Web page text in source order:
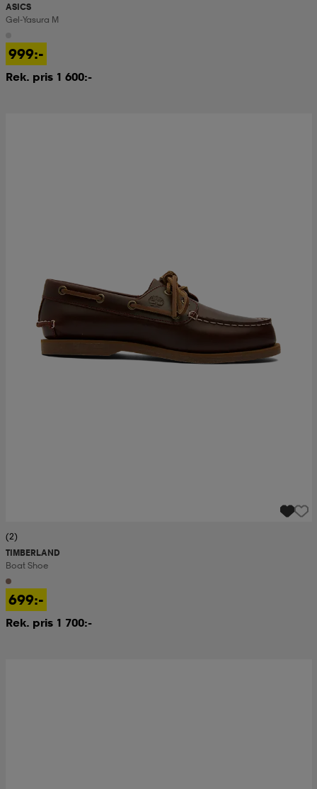
ASICS
Gel-Yasura M
999:-
Rek. pris 1 600:-
(2)
TIMBERLAND
Boat Shoe
699:-
Rek. pris 1 700:-